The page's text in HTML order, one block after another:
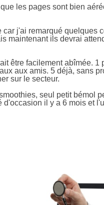
les pages sont bien
j'ai remarqué
maintenant ils devrai
être facilement abîmée.
aux amis. 5 déjà, sans
sur le secteur.
seul petit bémol
il y a 6 mois et